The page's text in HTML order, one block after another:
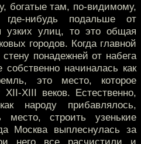
богатые там, по-видимому,
где-нибудь подальше от
узких улиц, то это общая
городов. Когда главной
понадежней от набега
начиналась как
это место, которое
XIII веков. Естественно,
народу прибавлялось,
место, строить узенькие
Москва выплеснулась за